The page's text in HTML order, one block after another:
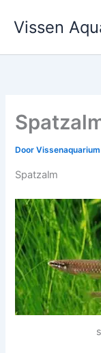
naar
inhoud
Vissen
Door
Spatzalm